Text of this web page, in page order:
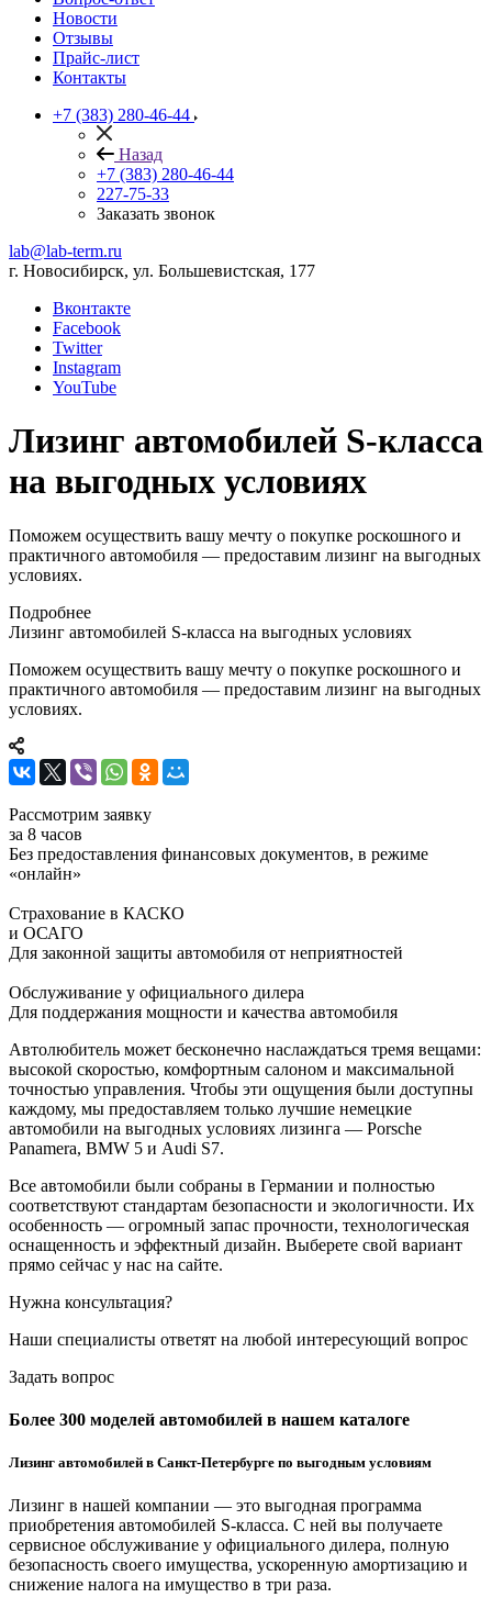
Новости
Отзывы
Прайс-лист
Контакты
+7 (383) 280-46-44
Назад
+7 (383) 280-46-44
227-75-33
Заказать звонок
lab@lab-term.ru
г. Новосибирск, ул. Большевистская, 177
Вконтакте
Facebook
Twitter
Instagram
YouTube
Лизинг автомобилей S-класса
на выгодных условиях
Поможем осуществить вашу мечту о покупке роскошного и
практичного автомобиля — предоставим лизинг на выгодных
условиях.
Подробнее
Лизинг автомобилей S-класса на выгодных условиях
Поможем осуществить вашу мечту о покупке роскошного и
практичного автомобиля — предоставим лизинг на выгодных
условиях.
Рассмотрим заявку
за 8 часов
Без предоставления финансовых документов, в режиме
«онлайн»
Страхование в КАСКО
и ОСАГО
Для законной защиты автомобиля от неприятностей
Обслуживание у официального дилера
Для поддержания мощности и качества автомобиля
Автолюбитель может бесконечно наслаждаться тремя вещами:
высокой скоростью, комфортным салоном и максимальной
точностью управления. Чтобы эти ощущения были доступны
каждому, мы предоставляем только лучшие немецкие
автомобили на выгодных условиях лизинга — Porsche
Panamera, BMW 5 и Audi S7.
Все автомобили были собраны в Германии и полностью
соответствуют стандартам безопасности и экологичности. Их
особенность — огромный запас прочности, технологическая
оснащенность и эффектный дизайн. Выберете свой вариант
прямо сейчас у нас на сайте.
Нужна консультация?
Наши специалисты ответят на любой интересующий вопрос
Задать вопрос
Более 300 моделей автомобилей в нашем каталоге
Лизинг автомобилей в Санкт-Петербурге по выгодным условиям
Лизинг в нашей компании — это выгодная программа
приобретения автомобилей S-класса. С ней вы получаете
сервисное обслуживание у официального дилера, полную
безопасность своего имущества, ускоренную амортизацию и
снижение налога на имущество в три раза.